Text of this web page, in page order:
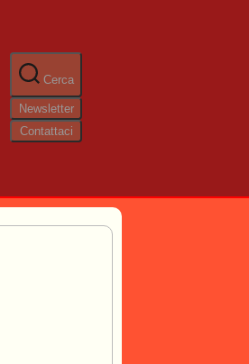
Cerca
Newsletter
Contattaci